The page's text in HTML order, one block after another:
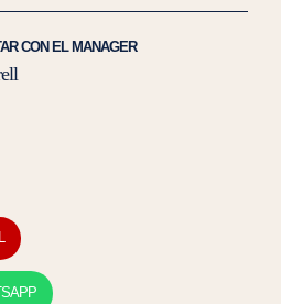
CON EL MANAGER